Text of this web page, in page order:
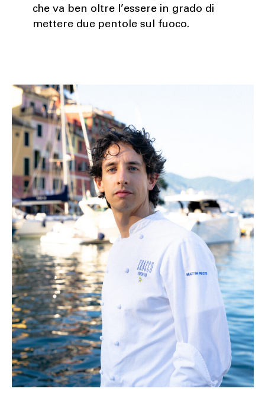
che va ben oltre l’essere in grado di
mettere due pentole sul fuoco.